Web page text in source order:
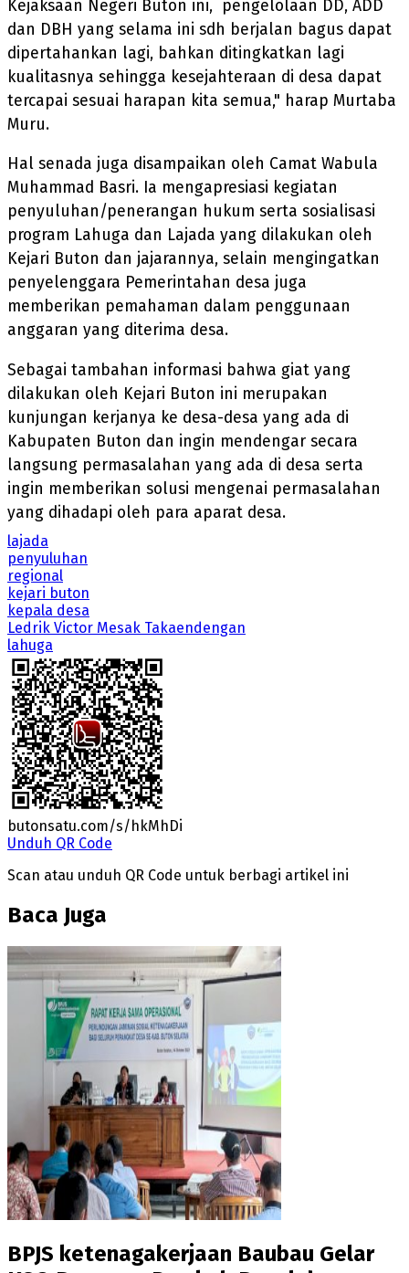
Kejaksaan Negeri Buton ini, pengelolaan DD, ADD
dan DBH yang selama ini sdh berjalan bagus dapat
dipertahankan lagi, bahkan ditingkatkan lagi
kualitasnya sehingga kesejahteraan di desa dapat
tercapai sesuai harapan kita semua," harap Murtaba
Muru.
Hal senada juga disampaikan oleh Camat Wabula
Muhammad Basri. Ia mengapresiasi kegiatan
penyuluhan/penerangan hukum serta sosialisasi
program Lahuga dan Lajada yang dilakukan oleh
Kejari Buton dan jajarannya, selain mengingatkan
penyelenggara Pemerintahan desa juga
memberikan pemahaman dalam penggunaan
anggaran yang diterima desa.
Sebagai tambahan informasi bahwa giat yang
dilakukan oleh Kejari Buton ini merupakan
kunjungan kerjanya ke desa-desa yang ada di
Kabupaten Buton dan ingin mendengar secara
langsung permasalahan yang ada di desa serta
ingin memberikan solusi mengenai permasalahan
yang dihadapi oleh para aparat desa.
lajada
penyuluhan
regional
kejari buton
kepala desa
Ledrik Victor Mesak Takaendengan
lahuga
butonsatu.com/s/hkMhDi
Unduh QR Code
Scan atau unduh QR Code untuk berbagi artikel ini
Baca Juga
BPJS ketenagakerjaan Baubau Gelar